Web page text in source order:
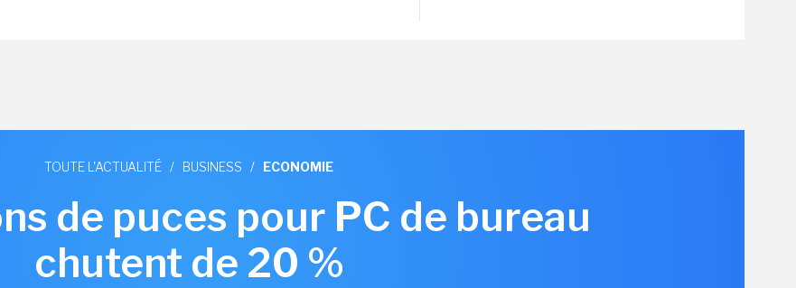
TOUTE L'ACTUALITÉ / BUSINESS / ECONOMIE
de puces pour PC de bureau
chutent de 20 %